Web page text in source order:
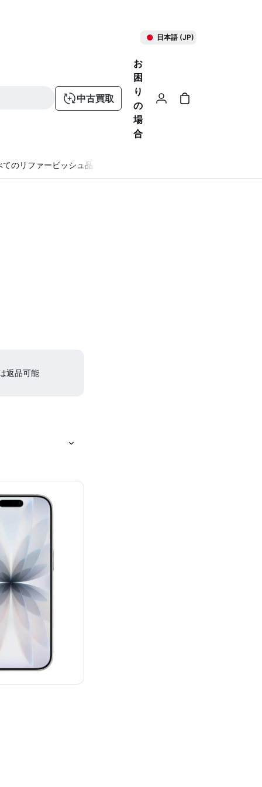
日本語 (JP)
中古買取
お
困
り
の
場
合
てのリファービッシュ品
返品可能